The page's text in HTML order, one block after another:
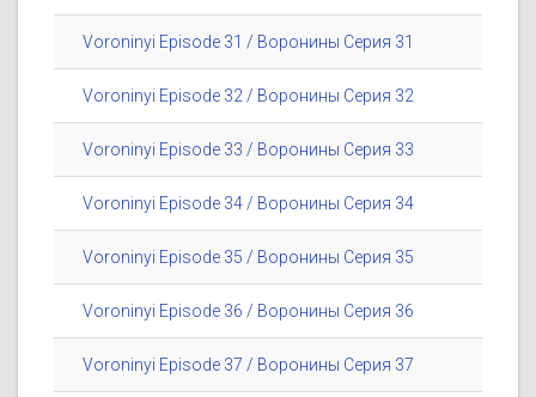
Voroninyi Episode 31 / Воронины Серия 31
Voroninyi Episode 32 / Воронины Серия 32
Voroninyi Episode 33 / Воронины Серия 33
Voroninyi Episode 34 / Воронины Серия 34
Voroninyi Episode 35 / Воронины Серия 35
Voroninyi Episode 36 / Воронины Серия 36
Voroninyi Episode 37 / Воронины Серия 37